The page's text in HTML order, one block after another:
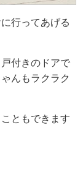
行ってあげる
付きのドアで
んもラクラク
ともできます